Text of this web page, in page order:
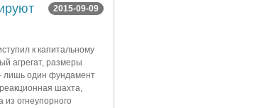
2015-09-09
к капитальному
агрегат, размеры
лишь один фундамент
шахта,
огнеупорного